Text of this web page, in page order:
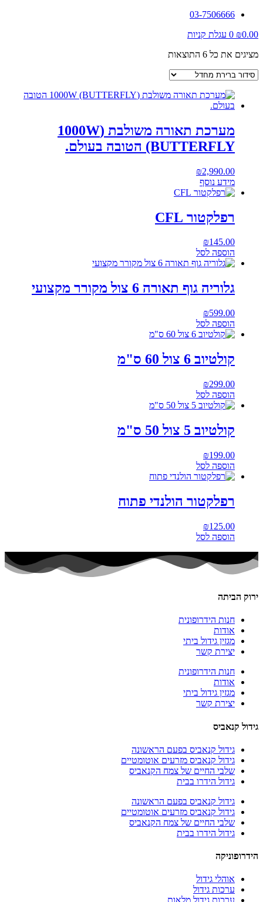
03-7506666
₪0.00
0 עגלת קניות
מציגים את כל ⁦6⁩ התוצאות
מערכת תאורה משולבת (1000W
(BUTTERFLY הטובה בעולם.
₪2,990.00
מידע נוסף
רפלקטור CFL
₪145.00
הוספה לסל
גלוריה גוף תאורה 6 צול מקורר מקצועי
₪599.00
הוספה לסל
קולטיוב 6 צול 60 ס"מ
₪299.00
הוספה לסל
קולטיוב 5 צול 50 ס"מ
₪199.00
הוספה לסל
רפלקטור הולנדי פתוח
₪125.00
הוספה לסל
ירוק הביתה
חנות הידרופונית
אודות
מגזין גידול ביתי
יצירת קשר
חנות הידרופונית
אודות
מגזין גידול ביתי
יצירת קשר
גידול קנאביס
גידול קנאביס בפעם הראשונה
גידול קנאביס מזרעים אוטומטיים
שלבי החיים של צמח הקנאביס
גידול הידרו בבית
גידול קנאביס בפעם הראשונה
גידול קנאביס מזרעים אוטומטיים
שלבי החיים של צמח הקנאביס
גידול הידרו בבית
הידרופוניקה
אוהלי גידול
ערכות גידול